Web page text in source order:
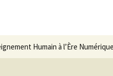
Humain à l’Ère